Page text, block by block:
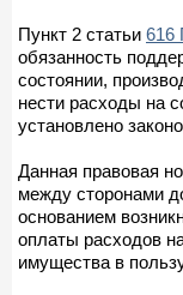
Пункт 2 статьи 616
обязанность
состоянии,
нести расходы на
установлено
Данная правовая
между сторонами
основанием
оплаты расходов
имущества в